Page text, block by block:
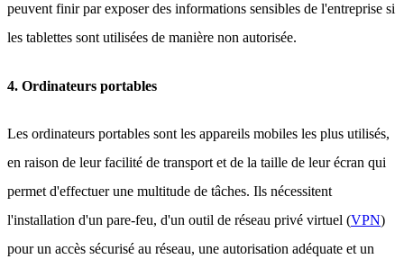
peuvent finir par exposer des informations sensibles de l'entreprise si
les tablettes sont utilisées de manière non autorisée.
4. Ordinateurs portables
Les ordinateurs portables sont les appareils mobiles les plus utilisés,
en raison de leur facilité de transport et de la taille de leur écran qui
permet d'effectuer une multitude de tâches. Ils nécessitent
l'installation d'un pare-feu, d'un outil de réseau privé virtuel (VPN)
pour un accès sécurisé au réseau, une autorisation adéquate et un